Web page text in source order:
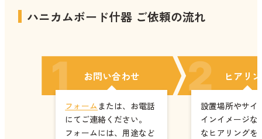
ハニカムボード什器 ご依頼の流れ
お問い合わせ
フォーム または、お電話
にてご連絡ください。
フォームには、用途など
ヒアリ
設置場所やサイ
インイメージな
なヒアリングを